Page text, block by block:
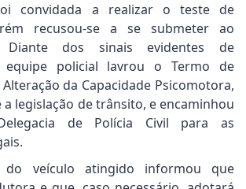
convidada a realizar o teste de
recusou-se a se submeter ao
Diante dos sinais evidentes de
equipe policial lavrou o Termo de
da Capacidade Psicomotora,
legislação de trânsito, e encaminhou
de Polícia Civil para as
do veículo atingido informou que